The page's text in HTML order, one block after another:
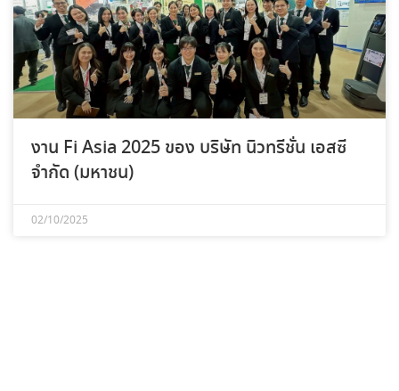
งาน Fi Asia 2025 ของ บริษัท นิวทรีชั่น เอสซี
จำกัด (มหาชน)
02/10/2025